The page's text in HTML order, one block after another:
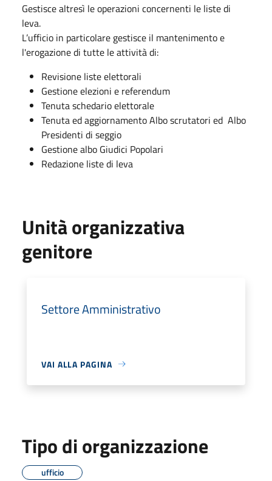
Gestisce altresì le operazioni concernenti le liste di
leva.
L’ufficio in particolare gestisce il mantenimento e
l'erogazione di tutte le attività di:
Revisione liste elettorali
Gestione elezioni e referendum
Tenuta schedario elettorale
Tenuta ed aggiornamento Albo scrutatori ed Albo
Presidenti di seggio
Gestione albo Giudici Popolari
Redazione liste di leva
Unità organizzativa
genitore
Settore Amministrativo
VAI ALLA PAGINA
Tipo di organizzazione
ufficio